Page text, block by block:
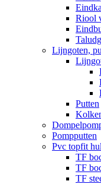
Riool
Lijngoten,
Putten
Pompputten
Pvc topfit
TF
TF
TF